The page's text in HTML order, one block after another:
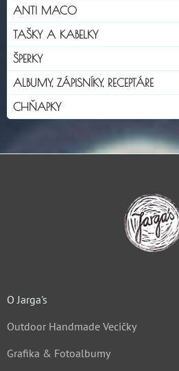
ANTI MACO
TAŠKY A KABELKY
ŠPERKY
ALBUMY, ZÁPISNÍKY, RECEPTÁRE
CHŇAPKY
O Jarga's
Outdoor Handmade Vecičky
Grafika & Fotoalbumy